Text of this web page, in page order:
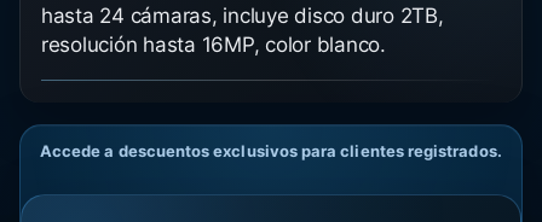
hasta 24 cámaras, incluye disco duro 2TB,
resolución hasta 16MP, color blanco.
Accede a descuentos exclusivos para clientes registrados.